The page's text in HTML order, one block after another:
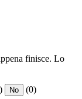
finisce. Lo
No (0)